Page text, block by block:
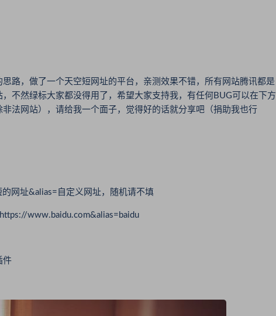
，做了一个天空短网址的平台，亲测效果不错，所有网站腾讯都是
不然绿标大家都没得用了，希望大家支持我，有任何BUG可以在下方
法网站），请给我一个面子，觉得好的话就分享吧（捐助我也行
网址&alias=自定义网址，随机请不填
www.baidu.com&alias=baidu
件